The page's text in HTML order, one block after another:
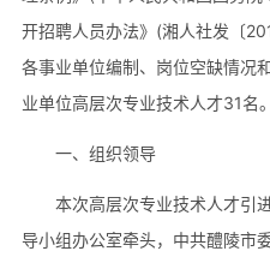
开招聘人员办法》(湘人社发〔
各事业单位编制、岗位空缺情况
业单位高层次专业技术人才31名
一、组织领导
本次高层次专业技术人才引
导小组办公室牵头，中共醴陵市